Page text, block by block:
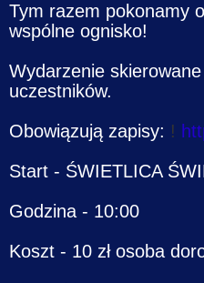
Tym razem pokonamy
wspólne ognisko!
Wydarzenie
uczestników.
Obowiązują zapisy: !
Start - ŚWIETLICA
Godzina - 10:00
Koszt - 10 zł osoba